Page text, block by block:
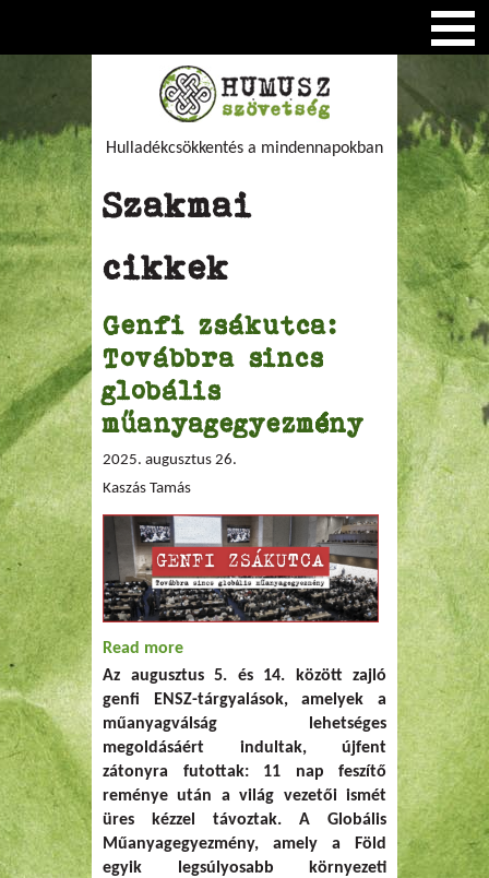
Hulladékcsökkentés a mindennapokban
Szakmai
cikkek
Genfi zsákutca:
Továbbra sincs
globális
műanyagegyezmény
2025. augusztus 26.
Kaszás Tamás
Read more about Genfi zsákutca: Továbbra sincs
globális műanyagegyezmény
Az augusztus 5. és 14. között zajló
genfi ENSZ-tárgyalások, amelyek a
műanyagválság lehetséges
megoldásáért indultak, újfent
zátonyra futottak: 11 nap feszítő
reménye után a világ vezetői ismét
üres kézzel távoztak. A Globális
Műanyagegyezmény, amely a Föld
egyik legsúlyosabb környezeti